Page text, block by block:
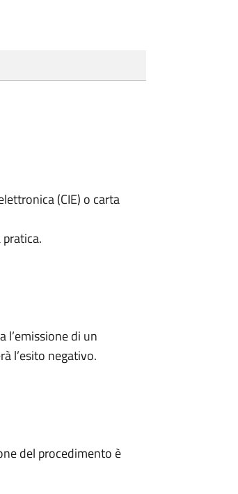
(CIE) o carta
l’emissione di un
l’esito negativo.
del procedimento è